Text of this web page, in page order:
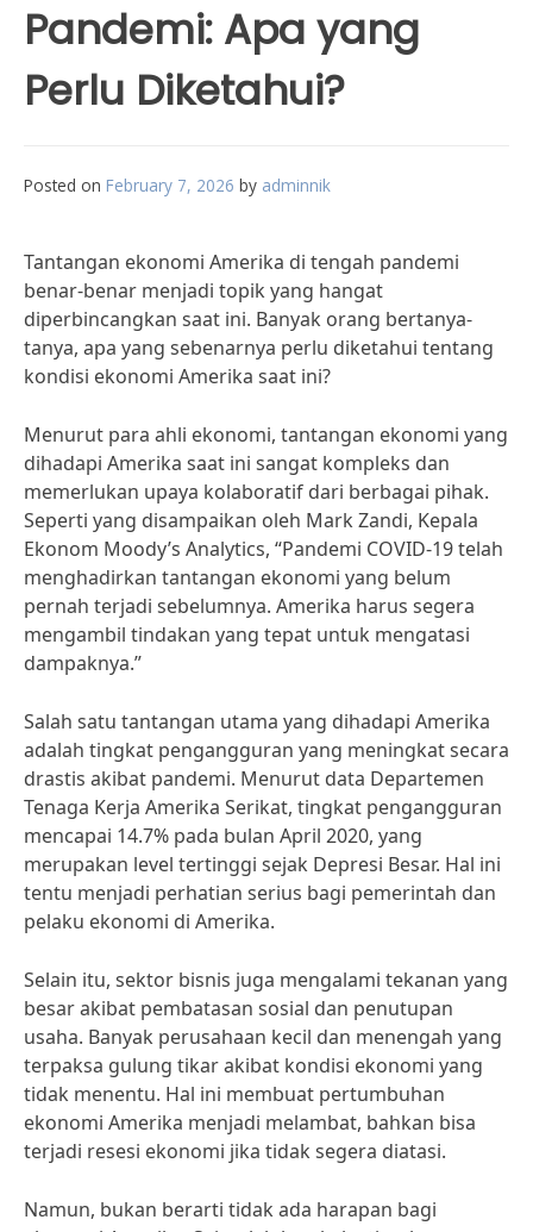
Pandemi: Apa yang
Perlu Diketahui?
Posted on February 7, 2026 by adminnik
Tantangan ekonomi Amerika di tengah pandemi
benar-benar menjadi topik yang hangat
diperbincangkan saat ini. Banyak orang bertanya-
tanya, apa yang sebenarnya perlu diketahui tentang
kondisi ekonomi Amerika saat ini?
Menurut para ahli ekonomi, tantangan ekonomi yang
dihadapi Amerika saat ini sangat kompleks dan
memerlukan upaya kolaboratif dari berbagai pihak.
Seperti yang disampaikan oleh Mark Zandi, Kepala
Ekonom Moody’s Analytics, “Pandemi COVID-19 telah
menghadirkan tantangan ekonomi yang belum
pernah terjadi sebelumnya. Amerika harus segera
mengambil tindakan yang tepat untuk mengatasi
dampaknya.”
Salah satu tantangan utama yang dihadapi Amerika
adalah tingkat pengangguran yang meningkat secara
drastis akibat pandemi. Menurut data Departemen
Tenaga Kerja Amerika Serikat, tingkat pengangguran
mencapai 14.7% pada bulan April 2020, yang
merupakan level tertinggi sejak Depresi Besar. Hal ini
tentu menjadi perhatian serius bagi pemerintah dan
pelaku ekonomi di Amerika.
Selain itu, sektor bisnis juga mengalami tekanan yang
besar akibat pembatasan sosial dan penutupan
usaha. Banyak perusahaan kecil dan menengah yang
terpaksa gulung tikar akibat kondisi ekonomi yang
tidak menentu. Hal ini membuat pertumbuhan
ekonomi Amerika menjadi melambat, bahkan bisa
terjadi resesi ekonomi jika tidak segera diatasi.
Namun, bukan berarti tidak ada harapan bagi